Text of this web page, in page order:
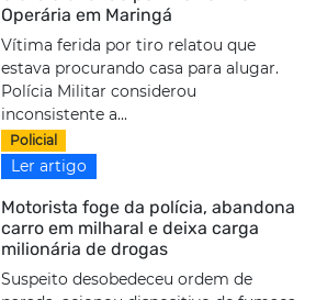
Operária em Maringá
Vítima ferida por tiro relatou que
estava procurando casa para alugar.
Polícia Militar considerou
inconsistente a...
Policial
Ler artigo
Motorista foge da polícia, abandona
carro em milharal e deixa carga
milionária de drogas
Suspeito desobedeceu ordem de